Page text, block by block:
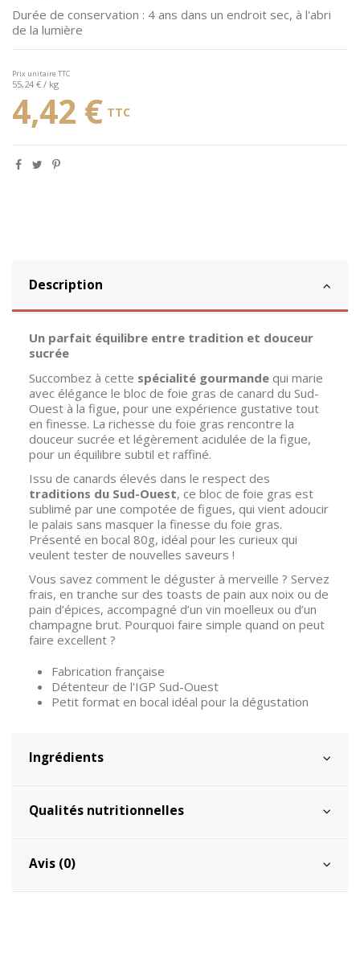
Durée de conservation : 4 ans dans un endroit sec, à l'abri
de la lumière
Prix unitaire TTC
55,24 € / kg
4,42 € TTC
Description
Un parfait équilibre entre tradition et douceur
sucrée
Succombez à cette spécialité gourmande qui marie
avec élégance le bloc de foie gras de canard du Sud-
Ouest à la figue, pour une expérience gustative tout
en finesse. La richesse du foie gras rencontre la
douceur sucrée et légèrement acidulée de la figue,
pour un équilibre subtil et raffiné.
Issu de canards élevés dans le respect des
traditions du Sud-Ouest, ce bloc de foie gras est
sublimé par une compotée de figues, qui vient adoucir
le palais sans masquer la finesse du foie gras.
Présenté en bocal 80g, idéal pour les curieux qui
veulent tester de nouvelles saveurs !
Vous savez comment le déguster à merveille ? Servez
frais, en tranche sur des toasts de pain aux noix ou de
pain d’épices, accompagné d’un vin moelleux ou d’un
champagne brut. Pourquoi faire simple quand on peut
faire excellent ?
Fabrication française
Détenteur de l'IGP Sud-Ouest
Petit format en bocal idéal pour la dégustation
Ingrédients
Qualités nutritionnelles
Avis (0)